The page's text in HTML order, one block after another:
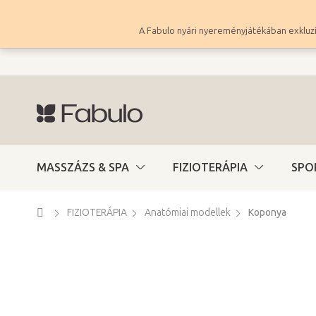
tartalomhoz
A Fabulo nyári nyereményjátékában
MASSZÁZS & SPA FIZIOTERÁPIA
Kezdőlap
FIZIOTERÁPIA Anatómiai modellek Koponya